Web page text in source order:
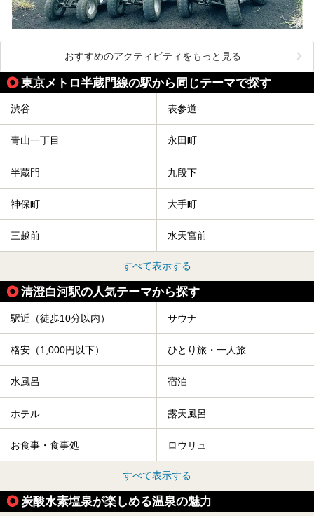
おすすめのアクティビティをもっと見る
東京メトロ半蔵門線の駅から同じテーマで探す
渋谷 表参道
青山一丁目 永田町
半蔵門 九段下
神保町 大手町
三越前 水天宮前
すべて表示する
清澄白河駅の人気テーマから探す
駅近（徒歩10分以内） サウナ
格安（1,000円以下） ひとり旅・一人旅
水風呂 宿泊
ホテル 露天風呂
お食事・食事処 ロウリュ
すべて表示する
炭酸水素塩泉が楽しめる温泉の魅力